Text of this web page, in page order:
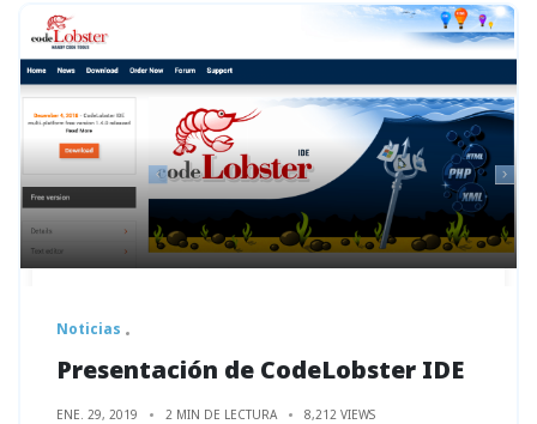
Noticias
Presentación de CodeLobster IDE
ENE. 29, 2019 2 MIN DE LECTURA 8,212 VIEWS